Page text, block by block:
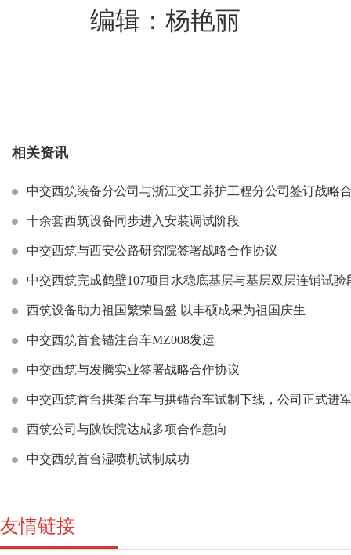
编辑：杨艳丽
相关资讯
中交西筑装备分公司与浙江交工养护工程分公司签订战略
十余套西筑设备同步进入安装调试阶段
中交西筑与西安公路研究院签署战略合作协议
中交西筑完成鹤壁107项目水稳底基层与基层双层连铺试验
西筑设备助力祖国繁荣昌盛 以丰硕成果为祖国庆生
中交西筑首套锚注台车MZ008发运
中交西筑与发腾实业签署战略合作协议
中交西筑首台拱架台车与拱锚台车试制下线，公司正式进
西筑公司与陕铁院达成多项合作意向
中交西筑首台湿喷机试制成功
友情链接